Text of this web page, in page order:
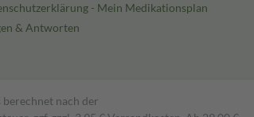
- Mein Medikationsplan
& Antworten
nach der